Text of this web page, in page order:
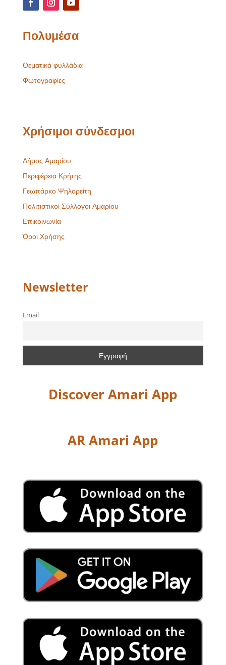
Πολυμέσα
Θεματικά φυλλάδια
Φωτογραφίες
Χρήσιμοι σύνδεσμοι
Δήμος Αμαρίου
Περιφέρεια Κρήτης
Γεωπάρκο Ψηλορείτη
Πολιτιστικοί Σύλλογοι Αμαρίου
Επικοινωνία
Όροι Χρήσης
Newsletter
Email
Discover Amari App
AR Amari App